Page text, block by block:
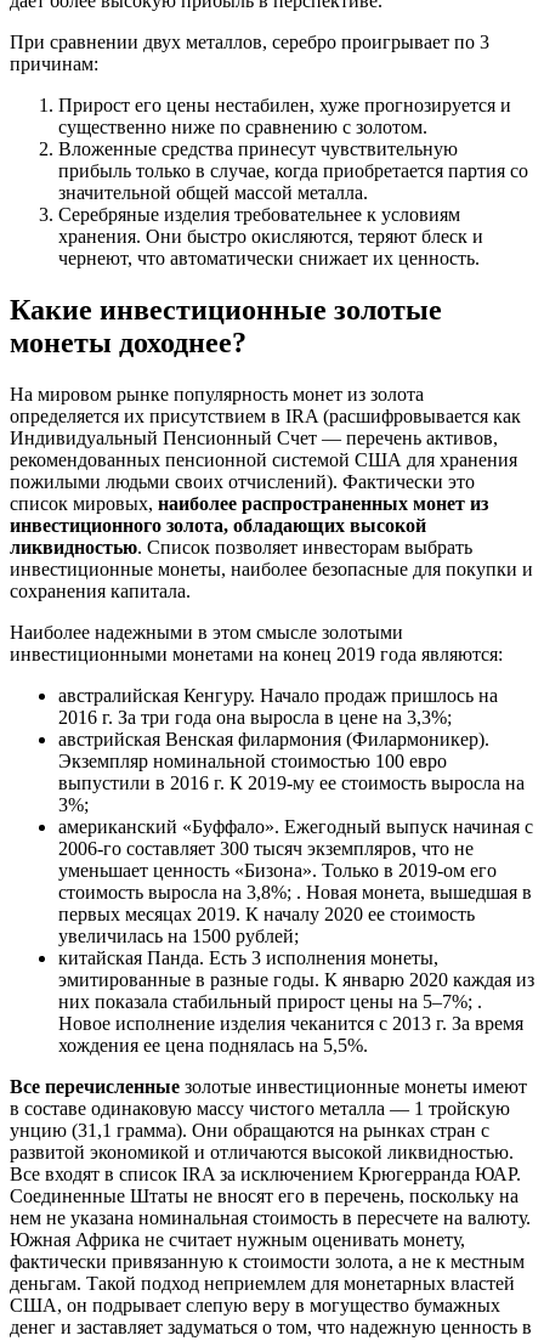
При сравнении двух металлов, серебро проигрывает по 3
причинам:
Прирост его цены нестабилен, хуже прогнозируется и
существенно ниже по сравнению с золотом.
Вложенные средства принесут чувствительную
прибыль только в случае, когда приобретается партия со
значительной общей массой металла.
Серебряные изделия требовательнее к условиям
хранения. Они быстро окисляются, теряют блеск и
чернеют, что автоматически снижает их ценность.
Какие инвестиционные золотые
монеты доходнее?
На мировом рынке популярность монет из золота
определяется их присутствием в IRA (расшифровывается как
Индивидуальный Пенсионный Счет — перечень активов,
рекомендованных пенсионной системой США для хранения
пожилыми людьми своих отчислений). Фактически это
список мировых, наиболее распространенных монет из
инвестиционного золота, обладающих высокой
ликвидностью. Список позволяет инвесторам выбрать
инвестиционные монеты, наиболее безопасные для покупки и
сохранения капитала.
Наиболее надежными в этом смысле золотыми
инвестиционными монетами на конец 2019 года являются:
австралийская Кенгуру. Начало продаж пришлось на
2016 г. За три года она выросла в цене на 3,3%;
австрийская Венская филармония (Филармоникер).
Экземпляр номинальной стоимостью 100 евро
выпустили в 2016 г. К 2019-му ее стоимость выросла на
3%;
американский «Буффало». Ежегодный выпуск начиная с
2006-го составляет 300 тысяч экземпляров, что не
уменьшает ценность «Бизона». Только в 2019-ом его
стоимость выросла на 3,8%; . Новая монета, вышедшая в
первых месяцах 2019. К началу 2020 ее стоимость
увеличилась на 1500 рублей;
китайская Панда. Есть 3 исполнения монеты,
эмитированные в разные годы. К январю 2020 каждая из
них показала стабильный прирост цены на 5–7%; .
Новое исполнение изделия чеканится с 2013 г. За время
хождения ее цена поднялась на 5,5%.
Все перечисленные золотые инвестиционные монеты имеют
в составе одинаковую массу чистого металла — 1 тройскую
унцию (31,1 грамма). Они обращаются на рынках стран с
развитой экономикой и отличаются высокой ликвидностью.
Все входят в список IRA за исключением Крюгерранда ЮАР.
Соединенные Штаты не вносят его в перечень, поскольку на
нем не указана номинальная стоимость в пересчете на валюту.
Южная Африка не считает нужным оценивать монету,
фактически привязанную к стоимости золота, а не к местным
деньгам. Такой подход неприемлем для монетарных властей
США, он подрывает слепую веру в могущество бумажных
денег и заставляет задуматься о том, что надежную ценность в